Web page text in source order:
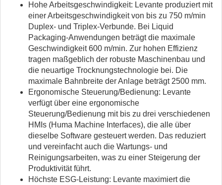
Hohe Arbeitsgeschwindigkeit: Levante produziert mit
einer Arbeitsgeschwindigkeit von bis zu 750 m/min
Duplex- und Triplex-Verbunde. Bei Liquid
Packaging-Anwendungen beträgt die maximale
Geschwindigkeit 600 m/min. Zur hohen Effizienz
tragen maßgeblich der robuste Maschinenbau und
die neuartige Trocknungstechnologie bei. Die
maximale Bahnbreite der Anlage beträgt 2500 mm.
Ergonomische Steuerung/Bedienung: Levante
verfügt über eine ergonomische
Steuerung/Bedienung mit bis zu drei verschiedenen
HMIs (Huma Machine Interfaces), die alle über
dieselbe Software gesteuert werden. Das reduziert
und vereinfacht auch die Wartungs- und
Reinigungsarbeiten, was zu einer Steigerung der
Produktivität führt.
Höchste ESG-Leistung: Levante maximiert die